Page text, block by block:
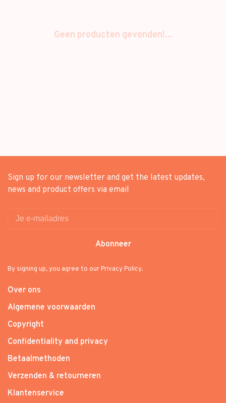
Geen producten gevonden!...
Sign up for our newsletter and get the latest updates,
news and product offers via email
Abonneer
By signing up, you agree to our Privacy Policy.
Over ons
Algemene voorwaarden
Copyright
Confidentiality and privacy
Betaalmethoden
Verzenden & retourneren
Klantenservice